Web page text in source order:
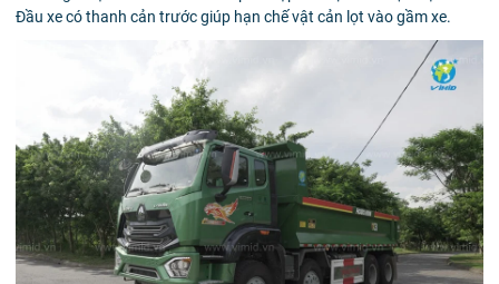
Đầu xe có thanh cản trước giúp hạn chế vật cản lọt vào gầm xe.